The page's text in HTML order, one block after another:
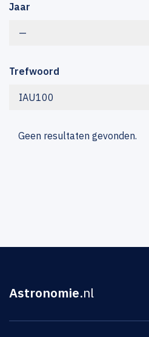
Jaar
—
Trefwoord
IAU100
Geen resultaten gevonden.
Astronomie.nl